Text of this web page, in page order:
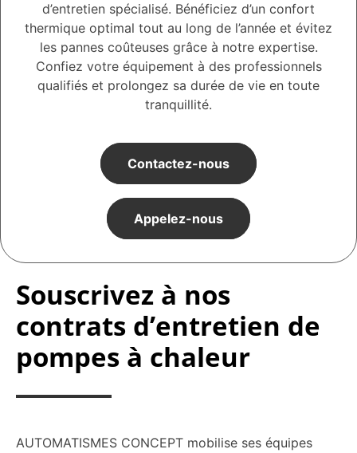
d’entretien spécialisé. Bénéficiez d’un confort
thermique optimal tout au long de l’année et évitez
les pannes coûteuses grâce à notre expertise.
Confiez votre équipement à des professionnels
qualifiés et prolongez sa durée de vie en toute
tranquillité.
Contactez-nous
Appelez-nous
Souscrivez à nos
contrats d’entretien de
pompes à chaleur
AUTOMATISMES CONCEPT mobilise ses équipes